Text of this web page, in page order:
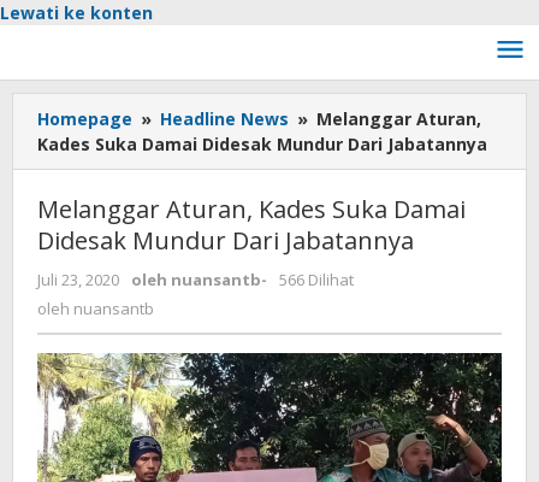
Lewati ke konten
Homepage » Headline News » Melanggar Aturan,
Kades Suka Damai Didesak Mundur Dari Jabatannya
Melanggar Aturan, Kades Suka Damai
Didesak Mundur Dari Jabatannya
Juli 23, 2020 oleh nuansantb-
566 Dilihat
oleh nuansantb